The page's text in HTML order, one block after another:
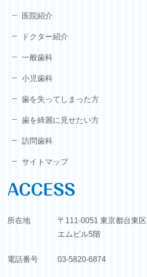
医院紹介
ドクター紹介
一般歯科
小児歯科
歯を失ってしまった方
歯を綺麗に見せたい方
訪問歯科
サイトマップ
ACCESS
所在地
〒111-0051 東京都台東
エムビル5階
電話番号 03-5820-6874